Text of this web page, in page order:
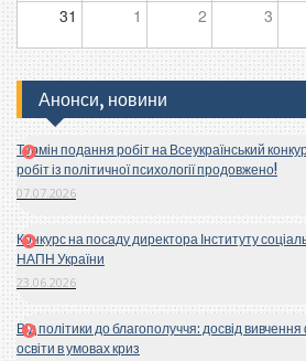
31 1 2 3
Анонси, новини
Термін подання робіт на Всеукраїнський
робіт із політичної психології продовжено!
07.07.2026
Конкурс на посаду директора Інституту
НАПН України
23.06.2026
Від політики до благополуччя: досвід
освіти в умовах криз